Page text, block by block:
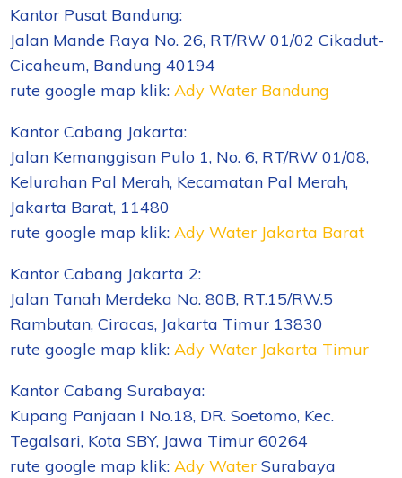
Kantor Pusat Bandung:
Jalan Mande Raya No. 26, RT/RW 01/02 Cikadut-
Cicaheum, Bandung 40194
rute google map klik:Ady Water Bandung
Kantor Cabang Jakarta:
Jalan Kemanggisan Pulo 1, No. 6, RT/RW 01/08,
Kelurahan Pal Merah, Kecamatan Pal Merah,
Jakarta Barat, 11480
rute google map klik:Ady Water Jakarta Barat
Kantor Cabang Jakarta 2:
Jalan Tanah Merdeka No. 80B, RT.15/RW.5
Rambutan, Ciracas, Jakarta Timur 13830
rute google map klik:Ady Water Jakarta Timur
Kantor Cabang Surabaya:
Kupang Panjaan I No.18, DR. Soetomo, Kec.
Tegalsari, Kota SBY, Jawa Timur 60264
rute google map klik:Ady Water Surabaya